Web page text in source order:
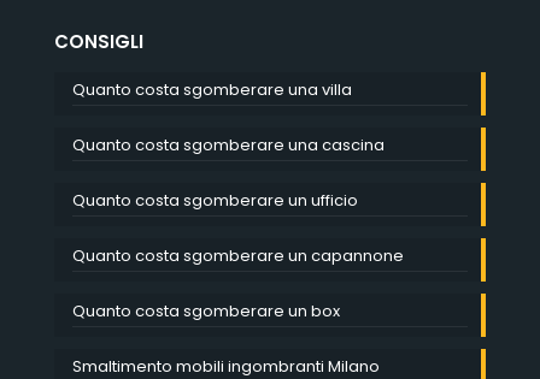
CONSIGLI
Quanto costa sgomberare una villa
Quanto costa sgomberare una cascina
Quanto costa sgomberare un ufficio
Quanto costa sgomberare un capannone
Quanto costa sgomberare un box
Smaltimento mobili ingombranti Milano